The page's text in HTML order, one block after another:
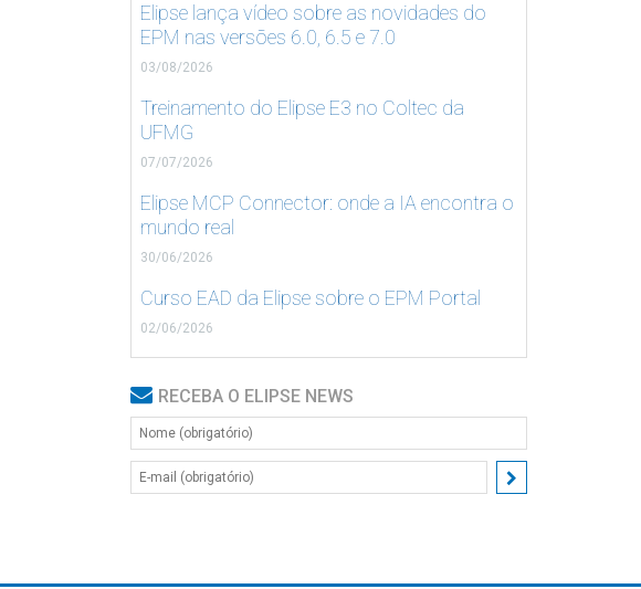
Elipse lança vídeo sobre as novidades do
EPM nas versões 6.0, 6.5 e 7.0
03/08/2026
Treinamento do Elipse E3 no Coltec da
UFMG
07/07/2026
Elipse MCP Connector: onde a IA encontra o
mundo real
30/06/2026
Curso EAD da Elipse sobre o EPM Portal
02/06/2026
RECEBA O ELIPSE NEWS